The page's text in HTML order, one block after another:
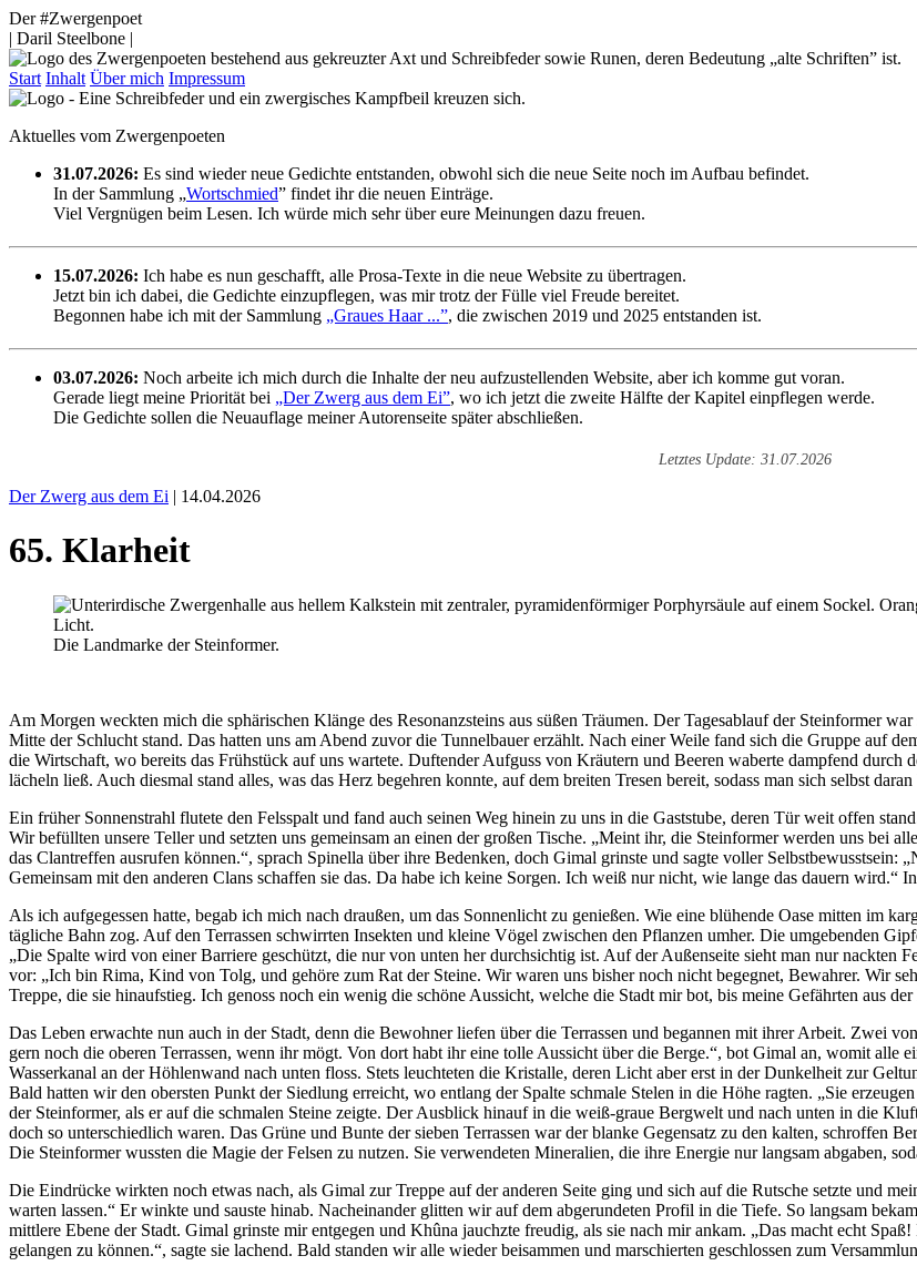
Der #Zwergenpoet
| Daril Steelbone |
Start Inhalt Über mich Impressum
Aktuelles vom Zwergenpoeten
31.07.2026: Es sind wieder neue Gedichte entstanden, obwohl sich die neue Seite noch im Aufbau befindet.
In der Sammlung „Wortschmied” findet ihr die neuen Einträge.
Viel Vergnügen beim Lesen. Ich würde mich sehr über eure Meinungen dazu freuen.
15.07.2026: Ich habe es nun geschafft, alle Prosa-Texte in die neue Website zu übertragen.
Jetzt bin ich dabei, die Gedichte einzupflegen, was mir trotz der Fülle viel Freude bereitet.
Begonnen habe ich mit der Sammlung „Graues Haar ...”, die zwischen 2019 und 2025 entstanden ist.
03.07.2026: Noch arbeite ich mich durch die Inhalte der neu aufzustellenden Website, aber ich komme gut voran.
Gerade liegt meine Priorität bei „Der Zwerg aus dem Ei”, wo ich jetzt die zweite Hälfte der Kapitel einpflegen werde.
Die Gedichte sollen die Neuauflage meiner Autorenseite später abschließen.
Letztes Update: 31.07.2026
Der Zwerg aus dem Ei | 14.04.2026
65. Klarheit
Die Landmarke der Steinformer.
Am Morgen weckten mich die sphärischen Klänge des Resonanzsteins aus süßen Träumen. Der Tagesablauf der Steinformer
Mitte der Schlucht stand. Das hatten uns am Abend zuvor die Tunnelbauer erzählt. Nach einer Weile fand sich die Gruppe auf
die Wirtschaft, wo bereits das Frühstück auf uns wartete. Duftender Aufguss von Kräutern und Beeren waberte dampfend
lächeln ließ. Auch diesmal stand alles, was das Herz begehren konnte, auf dem breiten Tresen bereit, sodass man sich selbst
Ein früher Sonnenstrahl flutete den Felsspalt und fand auch seinen Weg hinein zu uns in die Gaststube, deren Tür weit offen
Wir befüllten unsere Teller und setzten uns gemeinsam an einen der großen Tische. „Meint ihr, die Steinformer werden uns bei
das Clantreffen ausrufen können.“, sprach Spinella über ihre Bedenken, doch Gimal grinste und sagte voller
Gemeinsam mit den anderen Clans schaffen sie das. Da habe ich keine Sorgen. Ich weiß nur nicht, wie lange das dauern wird.“
Als ich aufgegessen hatte, begab ich mich nach draußen, um das Sonnenlicht zu genießen. Wie eine blühende Oase mitten im
tägliche Bahn zog. Auf den Terrassen schwirrten Insekten und kleine Vögel zwischen den Pflanzen umher. Die umgebenden
„Die Spalte wird von einer Barriere geschützt, die nur von unten her durchsichtig ist. Auf der Außenseite sieht man nur nackten
vor: „Ich bin Rima, Kind von Tolg, und gehöre zum Rat der Steine. Wir waren uns bisher noch nicht begegnet, Bewahrer. Wir
Treppe, die sie hinaufstieg. Ich genoss noch ein wenig die schöne Aussicht, welche die Stadt mir bot, bis meine Gefährten aus
Das Leben erwachte nun auch in der Stadt, denn die Bewohner liefen über die Terrassen und begannen mit ihrer Arbeit. Zwei
gern noch die oberen Terrassen, wenn ihr mögt. Von dort habt ihr eine tolle Aussicht über die Berge.“, bot Gimal an, womit alle
Wasserkanal an der Höhlenwand nach unten floss. Stets leuchteten die Kristalle, deren Licht aber erst in der Dunkelheit zur
Bald hatten wir den obersten Punkt der Siedlung erreicht, wo entlang der Spalte schmale Stelen in die Höhe ragten. „Sie
der Steinformer, als er auf die schmalen Steine zeigte. Der Ausblick hinauf in die weiß-graue Bergwelt und nach unten in die
doch so unterschiedlich waren. Das Grüne und Bunte der sieben Terrassen war der blanke Gegensatz zu den kalten, schroffen
Die Steinformer wussten die Magie der Felsen zu nutzen. Sie verwendeten Mineralien, die ihre Energie nur langsam abgaben,
Die Eindrücke wirkten noch etwas nach, als Gimal zur Treppe auf der anderen Seite ging und sich auf die Rutsche setzte und
warten lassen.“ Er winkte und sauste hinab. Nacheinander glitten wir auf dem abgerundeten Profil in die Tiefe. So langsam
mittlere Ebene der Stadt. Gimal grinste mir entgegen und Khûna jauchzte freudig, als sie nach mir ankam. „Das macht echt
gelangen zu können.“, sagte sie lachend. Bald standen wir alle wieder beisammen und marschierten geschlossen zum